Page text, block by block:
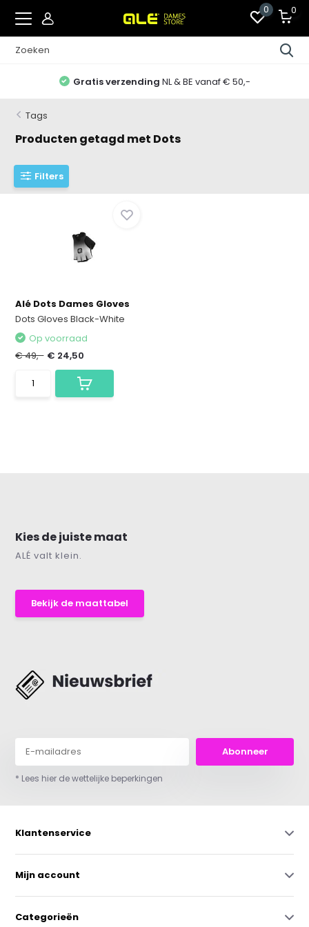
0 0
Gratis verzending NL & BE vanaf € 50,-
Tags
Producten getagd met Dots
Filters
Alé Dots Dames Gloves
Dots Gloves Black-White
Op voorraad
€ 49,- € 24,50
Kies de juiste maat
ALÉ valt klein.
Bekijk de maattabel
Abonneer
* Lees hier de wettelijke beperkingen
Klantenservice
Mijn account
Categorieën